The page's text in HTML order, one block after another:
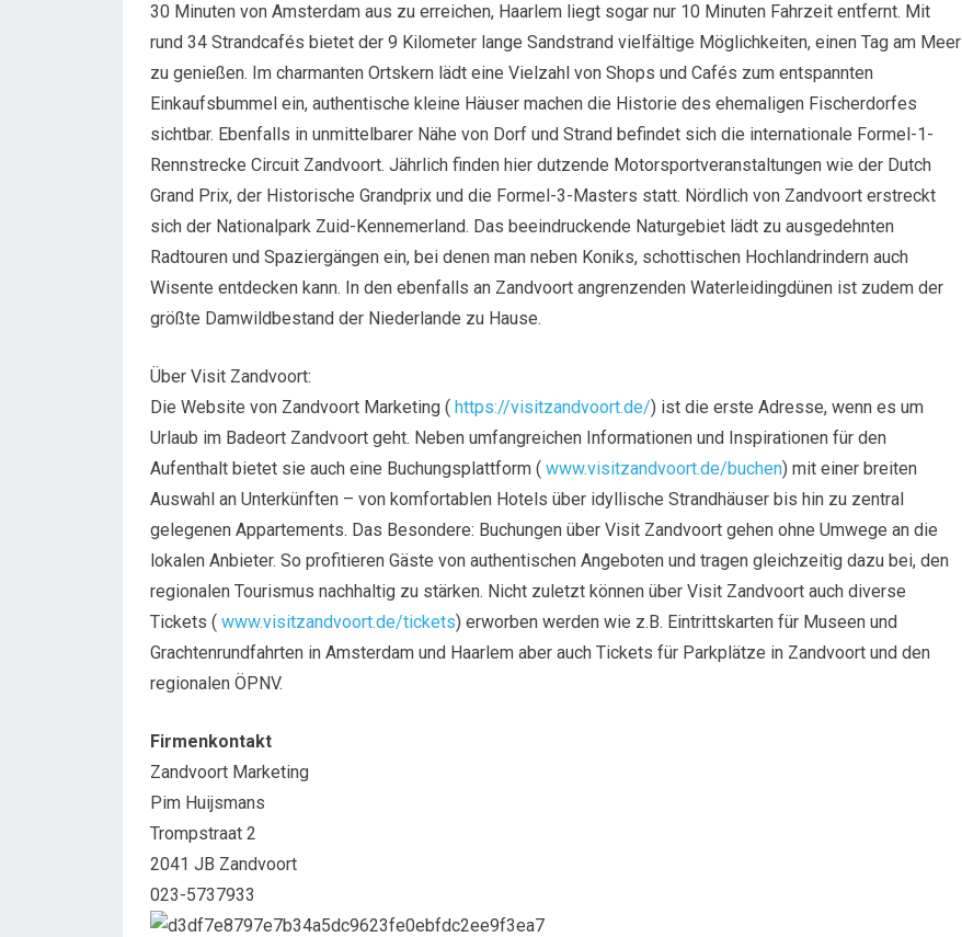
30 Minuten von Amsterdam aus zu erreichen, Haarlem liegt sogar nur 10 Minuten Fahrzeit entfernt. Mit
rund 34 Strandcafés bietet der 9 Kilometer lange Sandstrand vielfältige Möglichkeiten, einen Tag am Meer
zu genießen. Im charmanten Ortskern lädt eine Vielzahl von Shops und Cafés zum entspannten
Einkaufsbummel ein, authentische kleine Häuser machen die Historie des ehemaligen Fischerdorfes
sichtbar. Ebenfalls in unmittelbarer Nähe von Dorf und Strand befindet sich die internationale Formel-1-
Rennstrecke Circuit Zandvoort. Jährlich finden hier dutzende Motorsportveranstaltungen wie der Dutch
Grand Prix, der Historische Grandprix und die Formel-3-Masters statt. Nördlich von Zandvoort erstreckt
sich der Nationalpark Zuid-Kennemerland. Das beeindruckende Naturgebiet lädt zu ausgedehnten
Radtouren und Spaziergängen ein, bei denen man neben Koniks, schottischen Hochlandrindern auch
Wisente entdecken kann. In den ebenfalls an Zandvoort angrenzenden Waterleidingdünen ist zudem der
größte Damwildbestand der Niederlande zu Hause.
Über Visit Zandvoort:
Die Website von Zandvoort Marketing ( https://visitzandvoort.de/) ist die erste Adresse, wenn es um
Urlaub im Badeort Zandvoort geht. Neben umfangreichen Informationen und Inspirationen für den
Aufenthalt bietet sie auch eine Buchungsplattform ( www.visitzandvoort.de/buchen) mit einer breiten
Auswahl an Unterkünften – von komfortablen Hotels über idyllische Strandhäuser bis hin zu zentral
gelegenen Appartements. Das Besondere: Buchungen über Visit Zandvoort gehen ohne Umwege an die
lokalen Anbieter. So profitieren Gäste von authentischen Angeboten und tragen gleichzeitig dazu bei, den
regionalen Tourismus nachhaltig zu stärken. Nicht zuletzt können über Visit Zandvoort auch diverse
Tickets ( www.visitzandvoort.de/tickets) erworben werden wie z.B. Eintrittskarten für Museen und
Grachtenrundfahrten in Amsterdam und Haarlem aber auch Tickets für Parkplätze in Zandvoort und den
regionalen ÖPNV.
Firmenkontakt
Zandvoort Marketing
Pim Huijsmans
Trompstraat 2
2041 JB Zandvoort
023-5737933